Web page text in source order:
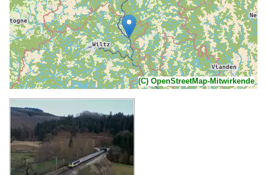
(C) OpenStreetMap-Mitwirkende